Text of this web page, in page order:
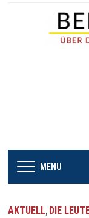
MENU
AKTUELL, DIE